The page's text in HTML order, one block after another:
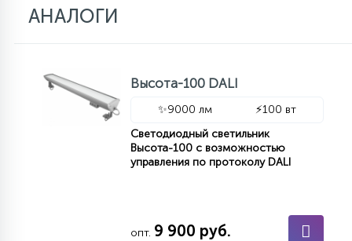
АНАЛОГИ
Высота-100 DALI
✨9000 лм ⚡100 вт
Светодиодный светильник
Высота-100 с возможностью
управления по протоколу DALI
опт. 9 900 руб.